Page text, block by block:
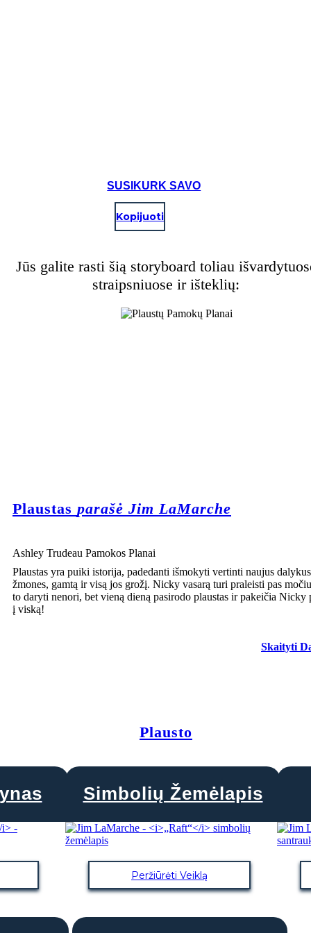
SUSIKURK SAVO
Kopijuoti
Jūs galite rasti šią storyboard toliau
straipsniuose ir išteklių:
Plaustas parašė Jim LaMarche
Ashley Trudeau Pamokos Planai
Plaustas yra puiki istorija, padedanti išmokyti vertinti naujus
žmones, gamtą ir visą jos grožį. Nicky vasarą turi praleisti pas
to daryti nenori, bet vieną dieną pasirodo plaustas ir pakeičia Nicky
į viską!
Skaityti
Plausto
Simbolių Žemėlapis
Peržiūrėti Veiklą